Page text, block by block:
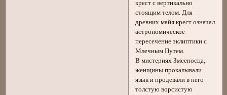
крест с вертикально
стоящим телом. Для
древних майя крест означал
астрономическое
пересечение эклиптики с
Млечным Путем.
В мистериях Змееносца,
женщины прокалывали
язык и продевали в него
толстую ворсистую